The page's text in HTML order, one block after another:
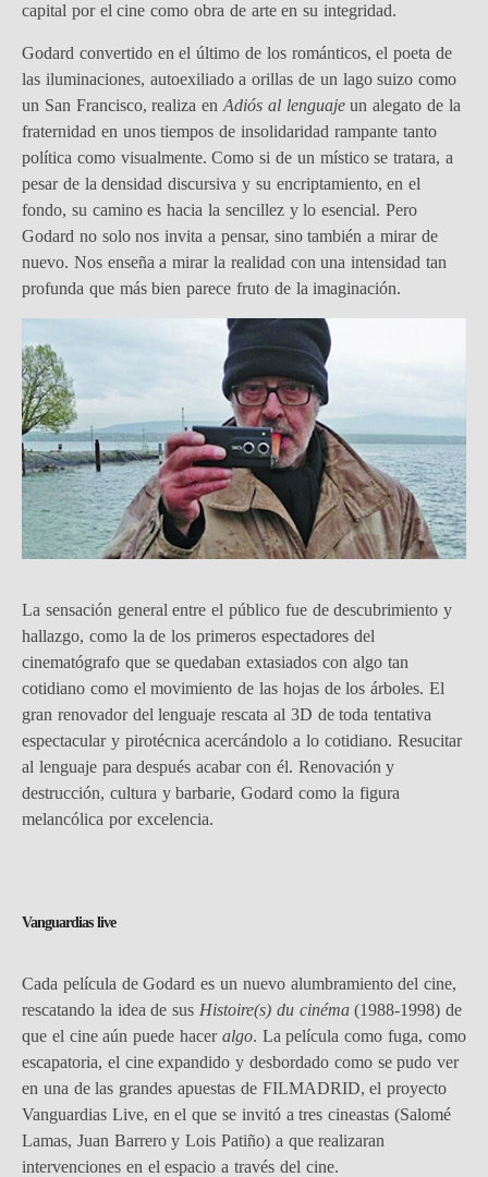
capital por el cine como obra de arte en su integridad.
Godard convertido en el último de los románticos, el poeta de
las iluminaciones, autoexiliado a orillas de un lago suizo como
un San Francisco, realiza en Adiós al lenguajeun alegato de la
fraternidad en unos tiempos de insolidaridad rampante tanto
política como visualmente. Como si de un místico se tratara, a
pesar de la densidad discursiva y su encriptamiento, en el
fondo, su camino es hacia la sencillez y lo esencial. Pero
Godard no solo nos invita a pensar, sino también a mirar de
nuevo. Nos enseña a mirar la realidad con una intensidad tan
profunda que más bien parece fruto de la imaginación.
La sensación general entre el público fue de descubrimiento y
hallazgo, como la de los primeros espectadores del
cinematógrafo que se quedaban extasiados con algo tan
cotidiano como el movimiento de las hojas de los árboles. El
gran renovador del lenguaje rescata al 3D de toda tentativa
espectacular y pirotécnica acercándolo a lo cotidiano. Resucitar
al lenguaje para después acabar con él. Renovación y
destrucción, cultura y barbarie, Godard como la figura
melancólica por excelencia.
Vanguardias live
Cada película de Godard es un nuevo alumbramiento del cine,
rescatando la idea de sus Histoire(s) du cinéma(1988-1998) de
que el cine aún puede hacer algo. La película como fuga, como
escapatoria, el cine expandido y desbordado como se pudo ver
en una de las grandes apuestas de FILMADRID, el proyecto
Vanguardias Live, en el que se invitó a tres cineastas (Salomé
Lamas, Juan Barrero y Lois Patiño) a que realizaran
intervenciones en el espacio a través del cine.